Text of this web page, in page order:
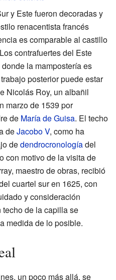
y Este fueron decoradas y
renacentista francés
es comparable al castillo
contrafuertes del Este
la mampostería es
posterior puede estar
Nicolás Roy, un albañil
marzo de 1539 por
de María de Guisa. El techo
deJacobo V, como ha
dedendrocronologíadel
con motivo de la visita de
maestro de obras, recibió
cuartel sur en 1625, con
y consideración
de la capilla se
medida de lo posible.
un poco más allá, se